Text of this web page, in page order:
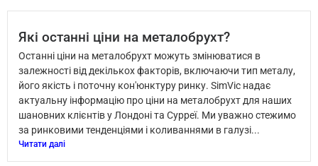
Які останні ціни на металобрухт?
Останні ціни на металобрухт можуть змінюватися в
залежності від декількох факторів, включаючи тип металу,
його якість і поточну кон'юнктуру ринку. SimVic надає
актуальну інформацію про ціни на металобрухт для наших
шановних клієнтів у Лондоні та Сурреї. Ми уважно стежимо
за ринковими тенденціями і коливаннями в галузі...
Читати далі